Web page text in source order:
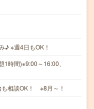
♪ ※週4日もOK！
時間)※9:00～16:00、
相談OK！ ※8月～！